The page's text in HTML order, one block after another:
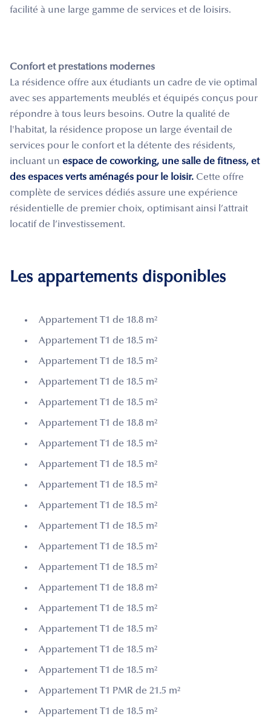
facilité à une large gamme de services et de loisirs.
Confort et prestations modernes
La résidence offre aux étudiants un cadre de vie optimal
avec ses appartements meublés et équipés conçus pour
répondre à tous leurs besoins. Outre la qualité de
l'habitat, la résidence propose un large éventail de
services pour le confort et la détente des résidents,
incluant un espace de coworking, une salle de fitness, et
des espaces verts aménagés pour le loisir. Cette offre
complète de services dédiés assure une expérience
résidentielle de premier choix, optimisant ainsi l’attrait
locatif de l’investissement.
Les appartements disponibles
Appartement T1 de 18.8 m²
Appartement T1 de 18.5 m²
Appartement T1 de 18.5 m²
Appartement T1 de 18.5 m²
Appartement T1 de 18.5 m²
Appartement T1 de 18.8 m²
Appartement T1 de 18.5 m²
Appartement T1 de 18.5 m²
Appartement T1 de 18.5 m²
Appartement T1 de 18.5 m²
Appartement T1 de 18.5 m²
Appartement T1 de 18.5 m²
Appartement T1 de 18.5 m²
Appartement T1 de 18.8 m²
Appartement T1 de 18.5 m²
Appartement T1 de 18.5 m²
Appartement T1 de 18.5 m²
Appartement T1 de 18.5 m²
Appartement T1 PMR de 21.5 m²
Appartement T1 de 18.5 m²